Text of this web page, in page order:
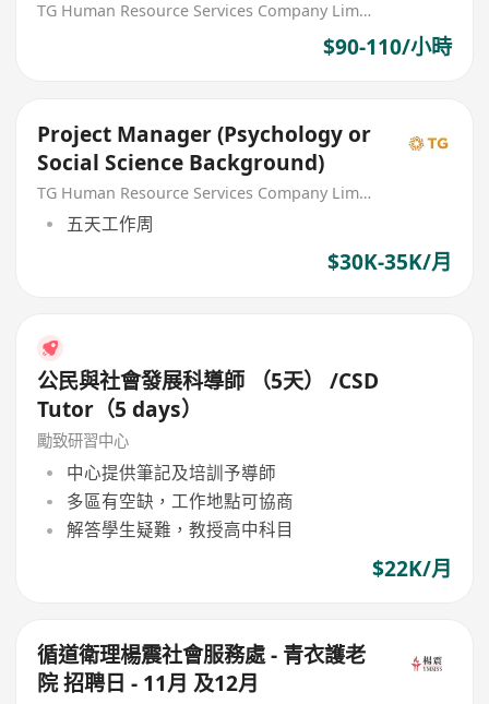
TG Human Resource Services Company Limited
$90-110/小時
Project Manager (Psychology or
Social Science Background)
TG Human Resource Services Company Limited
五天工作周
$30K-35K/月
公民與社會發展科導師 （5天） /CSD
Tutor（5 days）
勵致研習中心
中心提供筆記及培訓予導師
多區有空缺，工作地點可協商
解答學生疑難，教授高中科目
$22K/月
循道衛理楊震社會服務處 - 青衣護老
院 招聘日 - 11月 及12月